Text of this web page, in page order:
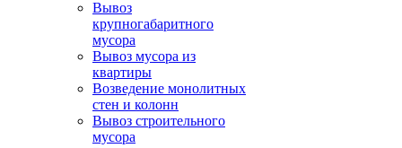
Вывоз
крупногабаритного
мусора
Вывоз мусора из
квартиры
Возведение монолитных
стен и колонн
Вывоз строительного
мусора